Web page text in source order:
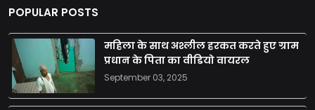
POPULAR POSTS
महिला के साथ अश्लील हरकत करते हुए ग्राम
प्रधान के पिता का वीडियो वायरल
September 03, 2025